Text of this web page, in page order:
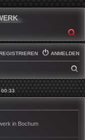
ANMELDEN
U
C
in Bochum